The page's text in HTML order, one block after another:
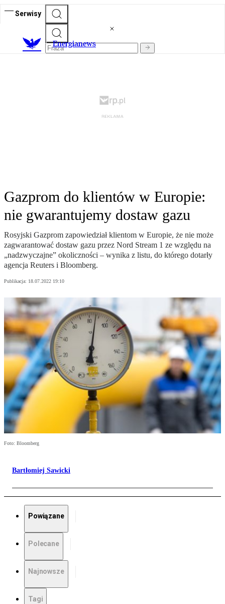
Serwisy
Energianews
Gazprom do klientów w Europie:
nie gwarantujemy dostaw gazu
Rosyjski Gazprom zapowiedział klientom w Europie, że nie może
zagwarantować dostaw gazu przez Nord Stream 1 ze względu na
„nadzwyczajne” okoliczności – wynika z listu, do którego dotarły
agencja Reuters i Bloomberg.
Publikacja: 18.07.2022 19:10
Foto: Bloomberg
Bartłomiej Sawicki
Powiązane
Polecane
Najnowsze
Tagi